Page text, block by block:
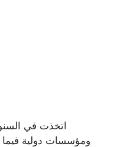
اتخذت في
ومؤسسات دولية فيما